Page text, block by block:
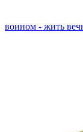
воином - жить